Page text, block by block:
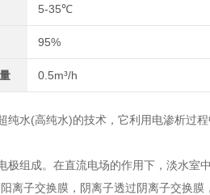
5-35℃
95%
0.5m³/h
水(高纯水)的技术，它利用电渗析过
组成。在直流电场的作用下，淡水室
离子交换膜，阴离子透过阴离子交换膜